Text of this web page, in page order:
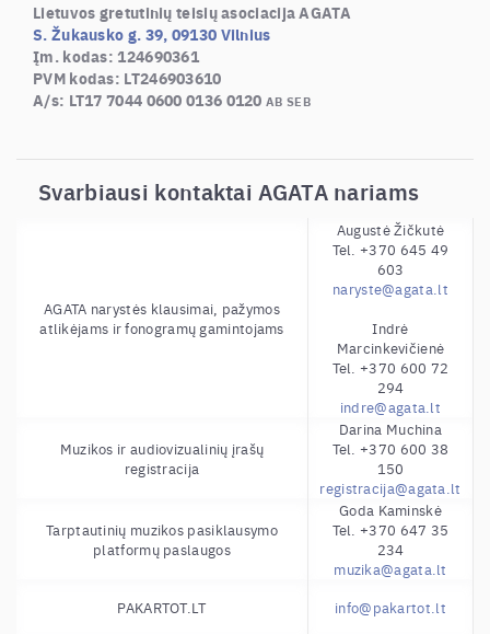
Lietuvos gretutinių teisių asociacija AGATA
S. Žukausko g. 39, 09130 Vilnius
Įm. kodas: 124690361
PVM kodas: LT246903610
A/s: LT17 7044 0600 0136 0120 AB SEB
Svarbiausi kontaktai AGATA nariams
AGATA narystės klausimai, pažymos
atlikėjams ir fonogramų gamintojams
Augustė Žičkutė
Tel. +370 645 49
603
naryste@agata.lt
Indrė
Marcinkevičienė
Tel. +370 600 72
294
indre@agata.lt
Muzikos ir audiovizualinių įrašų
registracija
Darina Muchina
Tel. +370 600 38
150
registracija@agata.lt
Tarptautinių muzikos pasiklausymo
platformų paslaugos
Goda Kaminskė
Tel. +370 647 35
234
muzika@agata.lt
PAKARTOT.LT
info@pakartot.lt